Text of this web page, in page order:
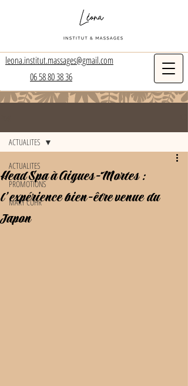
leona.institut.massages@gmail.com
06 58 80 38 36
ACTUALITES
PROMOTIONS
MARY COHR
ACTUALITES
Head Spa à Aigues-Mortes :
l’expérience bien-être venue du
Japon